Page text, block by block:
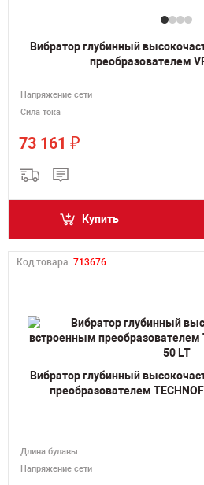
Вибратор глубинный
преобразователем
Напряжение сети
Сила тока
73 161 ₽
Купить
Код товара: 713676
Вибратор глубинный
преобразователем
Длина булавы
Напряжение сети